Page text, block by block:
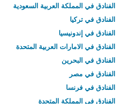
الفنادق في المملكة العربية السعودية
الفنادق في تركيا
الفنادق في إندونيسيا
الفنادق في الامارات العربية المتحدة
الفنادق في البحرين
الفنادق في مصر
الفنادق في فرنسا
الفنادق في المملكة المتحدة